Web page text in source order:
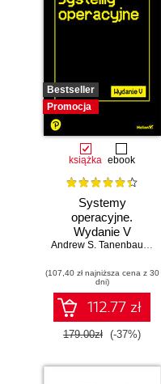
Bestseller
Promocja
książka ebook
Systemy
operacyjne.
Wydanie V
Andrew S. Tanenbaum,
(107,40 zł najniższa cena z 30
dni)
112.77 zł
179.00zł (-37%)